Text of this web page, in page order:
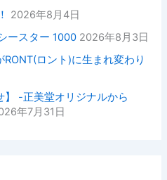
2026年8月4日
ースター 1000 2026年8月3日
ロント)に生まれ変わり
】 -正美堂オリジナルから
年7月31日